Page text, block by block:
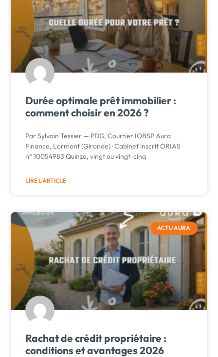
Durée optimale prêt immobilier :
comment choisir en 2026 ?
Par Sylvain Tessier — PDG, Courtier IOBSP Aura
Finance, Lormont (Gironde) · Cabinet inscrit ORIAS
n° 10054983 Quinze, vingt ou vingt-cinq
LIRE L'ARTICLE
ACTU AURA
Rachat de crédit propriétaire :
conditions et avantages 2026